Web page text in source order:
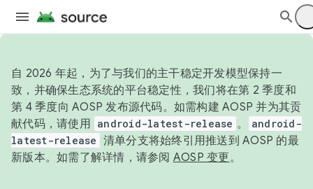
自 2026 年起，为了与我们的主干稳定开发模型保持一
致，并确保生态系统的平台稳定性，我们将在第 2 季度和
第 4 季度向 AOSP 发布源代码。如需构建 AOSP 并为其贡
献代码，请使用 android-latest-release 。
android-
latest-release 清单分支将始终引用推送到 AOSP 的最
新版本。如需了解详情，请参阅 AOSP 变更。